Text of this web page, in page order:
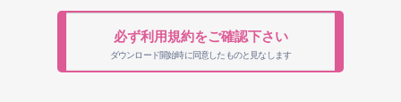
必ず利用規約をご確認下さい
ダウンロード開始時に同意したものと見なします